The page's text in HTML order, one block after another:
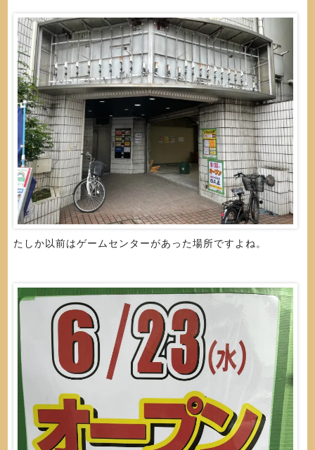
たしか以前はゲームセンターがあった場所ですよね。